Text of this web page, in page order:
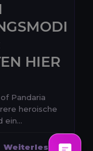
HIER
Pandaria
heroische
ein
Weiterlesen